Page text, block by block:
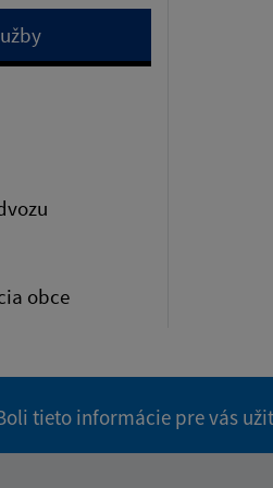
obce
tieto informácie pre vás